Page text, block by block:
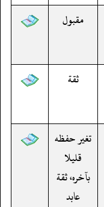
مقبول
ثقة
تغير حفظه
قليلا
بآخره، ثقة
عابد